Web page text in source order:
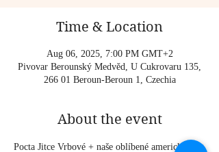
Time & Location
Aug 06, 2025, 7:00 PM GMT+2
Pivovar Berounský Medvěd, U Cukrovaru 135,
266 01 Beroun-Beroun 1, Czechia
About the event
Pocta Jitce Vrbové + naše oblíbené americké